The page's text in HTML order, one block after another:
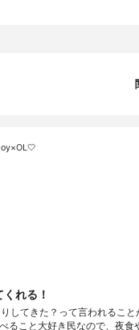
れる！
してきた？って言われること
ること大好き民なので、夜食